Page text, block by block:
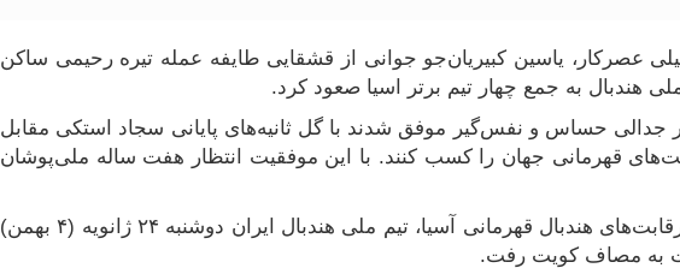
عصرکار، یاسین کبیریان‌جو جوانی از قشقایی طایفه عمله تیره رحیمی ساکن
ملی هندبال به جمع چهار تیم برتر اسیا صعود کرد.
جدالی حساس و نفس‌گیر موفق شدند با گل ثانیه‌های پایانی سجاد استکی مقابل
قهرمانی جهان را کسب کنند. با این موفقیت انتظار هفت ساله ملی‌پوشان
در ادامه بیستمین دوره از رقابت‌های هندبال قهرمانی آسیا، تیم ملی هندبال ایران دوشنبه ۲۴ ژانویه (۴ بهمن)
به مصاف کویت رفت.